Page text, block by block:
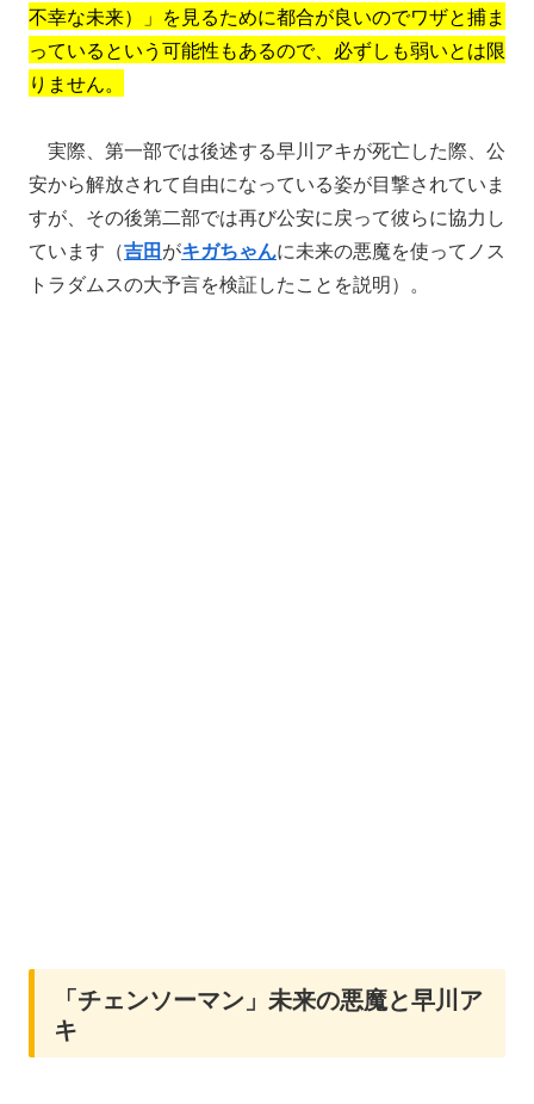
不幸な未来）」を見るために都合が良いのでワザと捕ま
っているという可能性もあるので、必ずしも弱いとは限
りません。
実際、第一部では後述する早川アキが死亡した際、公
安から解放されて自由になっている姿が目撃されていま
すが、その後第二部では再び公安に戻って彼らに協力し
ています（吉田がキガちゃんに未来の悪魔を使ってノス
トラダムスの大予言を検証したことを説明）。
「チェンソーマン」未来の悪魔と早川ア
キ